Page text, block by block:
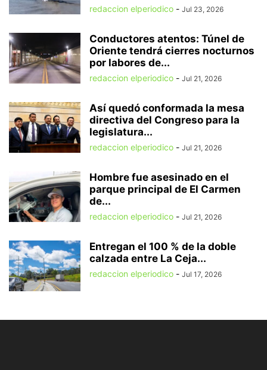
redaccion elperiodico - Jul 23, 2026
Conductores atentos: Túnel de
Oriente tendrá cierres nocturnos
por labores de...
redaccion elperiodico - Jul 21, 2026
Así quedó conformada la mesa
directiva del Congreso para la
legislatura...
redaccion elperiodico - Jul 21, 2026
Hombre fue asesinado en el
parque principal de El Carmen
de...
redaccion elperiodico - Jul 21, 2026
Entregan el 100 % de la doble
calzada entre La Ceja...
redaccion elperiodico - Jul 17, 2026